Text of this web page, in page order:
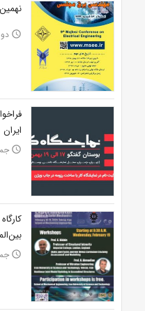
access_time
ایران‎
access_time جمعه 9
access_time جمعه 9